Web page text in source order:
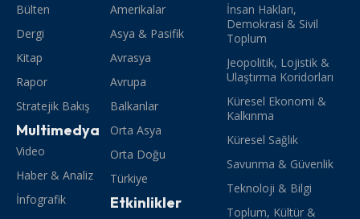
Bülten
Dergi
Kitap
Rapor
Stratejik Bakış
Multimedya
Video
Haber & Analiz
İnfografik
Amerikalar
Asya & Pasifik
Avrasya
Avrupa
Balkanlar
Orta Asya
Orta Doğu
Türkiye
Etkinlikler
İnsan Hakları,
Demokrasi & Sivil
Toplum
Jeopolitik, Lojistik &
Ulaştırma Koridorları
Küresel Ekonomi &
Kalkınma
Küresel Sağlık
Savunma & Güvenlik
Teknoloji & Bilgi
Toplum, Kültür &